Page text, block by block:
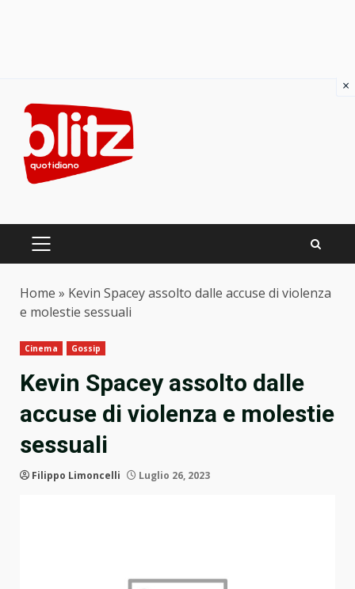
content
PRIMARY
Home » Kevin Spacey assolto dalle accuse di violenza
e molestie sessuali
Cinema Gossip
Kevin Spacey assolto dalle
accuse di violenza e molestie
sessuali
Filippo Limoncelli Luglio 26, 2023
×